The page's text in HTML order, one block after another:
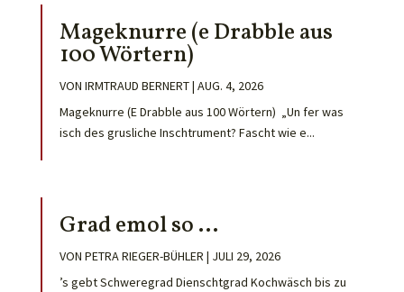
Mageknurre (e Drabble aus
100 Wörtern)
VON IRMTRAUD BERNERT| AUG. 4, 2026
Mageknurre (E Drabble aus 100 Wörtern) „Un fer was
isch des grusliche Inschtrument? Fascht wie e...
Grad emol so …
VON PETRA RIEGER-BÜHLER | JULI 29, 2026
’s gebt Schweregrad Dienschtgrad Kochwäsch bis zu